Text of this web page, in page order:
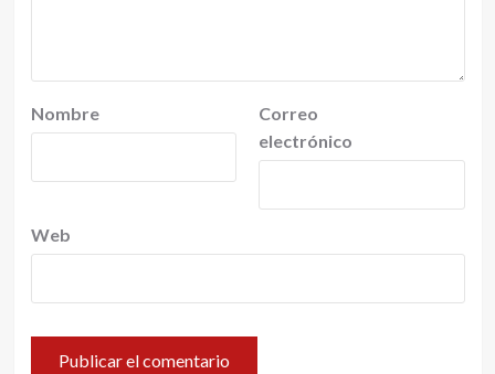
Nombre
Correo
electrónico
Web